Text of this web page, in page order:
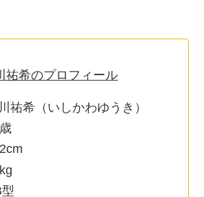
祐希のプロフィール
祐希（いしかわゆうき）